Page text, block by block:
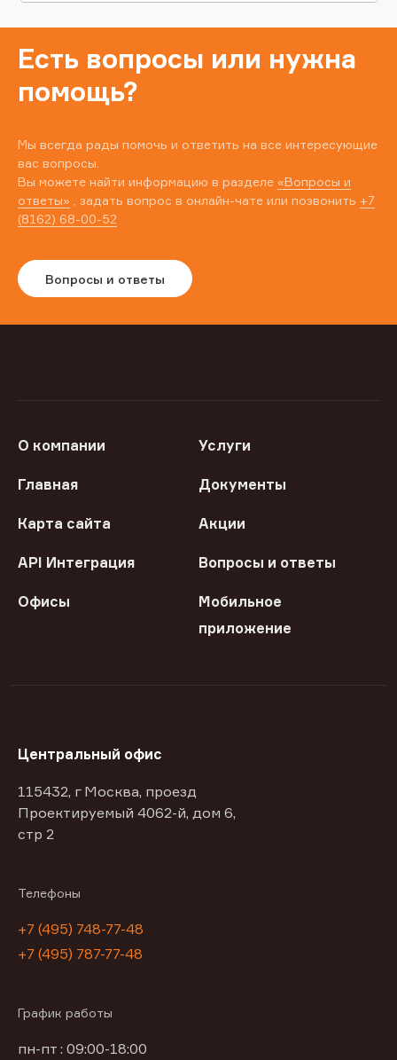
Есть вопросы или нужна
помощь?
Мы всегда рады помочь и ответить на все интересующие
вас вопросы.
Вы можете найти информацию в разделе «Вопросы и
ответы» , задать вопрос в онлайн-чате или позвонить +7
(8162) 68-00-52
Вопросы и ответы
О компании Услуги
Главная Документы
Карта сайта Акции
API Интеграция Вопросы и ответы
Офисы
Мобильное
приложение
Центральный офис
115432, г Москва, проезд
Проектируемый 4062-й, дом 6,
стр 2
Телефоны
+7 (495) 748-77-48
+7 (495) 787-77-48
График работы
пн-пт : 09:00-18:00